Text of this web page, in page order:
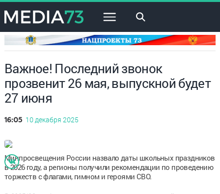
×
Важное! Последний звонок
прозвенит 26 мая, выпускной будет
27 июня
16:05 10 декабря 2025
Минпросвещения России назвало даты школьных праздников
в 2026 году, а регионы получили рекомендации по проведению
торжеств с флагами, гимном и героями СВО.